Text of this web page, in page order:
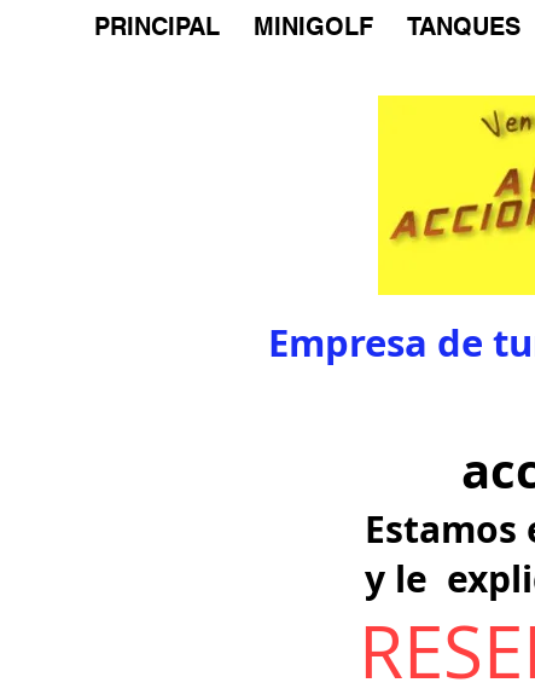
PRINCIPAL MINIGOLF TANQUES
Empresa de
Estamos en
y le